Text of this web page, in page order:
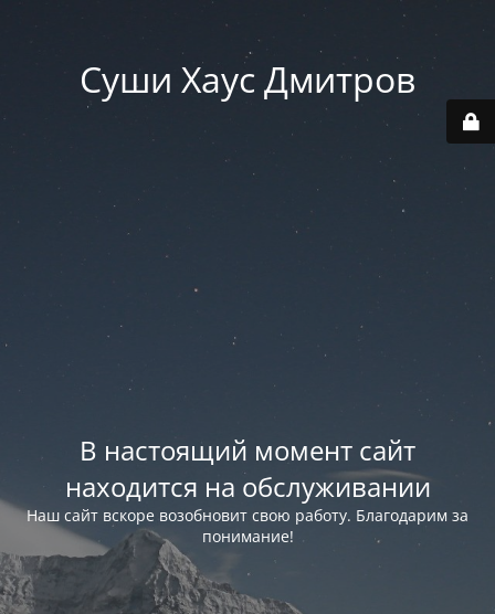
Суши Хаус Дмитров
В настоящий момент сайт
находится на обслуживании
Наш сайт вскоре возобновит свою работу. Благодарим за
понимание!